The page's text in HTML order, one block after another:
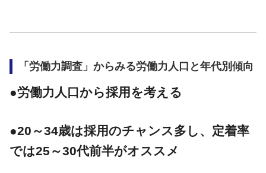
「労働力調査」からみる労働力人口と年代別傾向
●労働力人口から採用を考える
●20～34歳は採用のチャンス多し、定着率
では25～30代前半がオススメ